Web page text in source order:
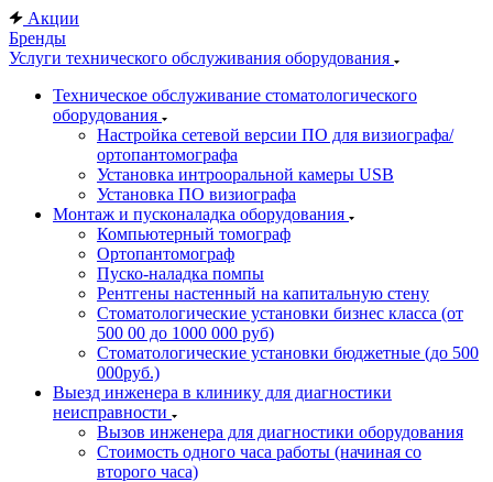
Акции
Бренды
Услуги технического обслуживания оборудования
Техническое обслуживание стоматологического
оборудования
Настройка сетевой версии ПО для визиографа/
ортопантомографа
Установка интрооральной камеры USB
Установка ПО визиографа
Монтаж и пусконаладка оборудования
Компьютерный томограф
Ортопантомограф
Пуско-наладка помпы
Рентгены настенный на капитальную стену
Стоматологические установки бизнес класса (от
500 00 до 1000 000 руб)
Стоматологические установки бюджетные (до 500
000руб.)
Выезд инженера в клинику для диагностики
неисправности
Вызов инженера для диагностики оборудования
Стоимость одного часа работы (начиная со
второго часа)